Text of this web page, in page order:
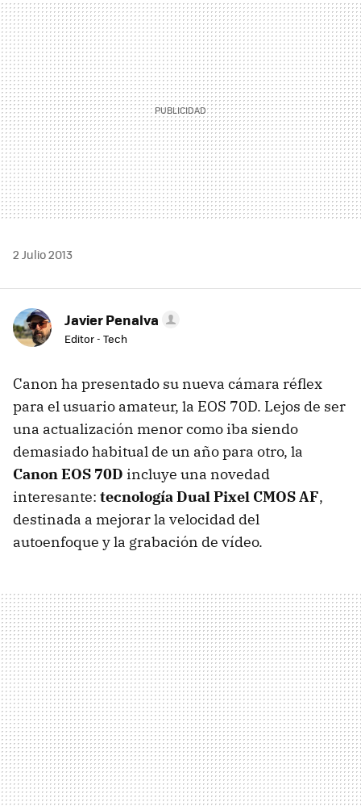
MAIL
2 Julio 2013
Javier Penalva
Editor - Tech
Canon ha presentado su nueva cámara réflex
para el usuario amateur, la EOS 70D. Lejos de ser
una actualización menor como iba siendo
demasiado habitual de un año para otro, la
Canon EOS 70D incluye una novedad
interesante: tecnología Dual Pixel CMOS AF,
destinada a mejorar la velocidad del
autoenfoque y la grabación de vídeo.